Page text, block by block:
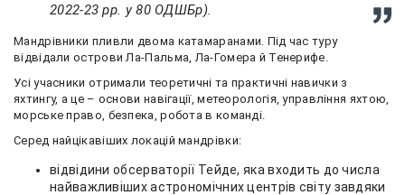
2022-23 рр. у 80 ОДШБр).
Мандрівники пливли двома катамаранами. Під час туру
відвідали острови Ла-Пальма, Ла-Гомера й Тенерифе.
Усі учасники отримали теоретичні та практичні навички з
яхтингу, а це – основи навігації, метеорологія, управління яхтою,
морське право, безпека, робота в команді.
Серед найцікавіших локацій мандрівки:
відвідини обсерваторії Тейде, яка входить до числа
найважливіших астрономічних центрів світу завдяки